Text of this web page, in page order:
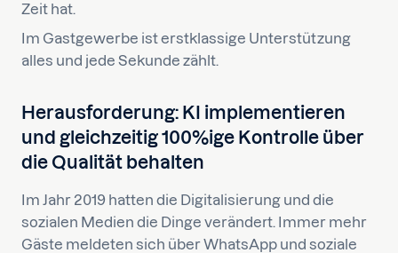
Zeit hat.
Im Gastgewerbe ist erstklassige Unterstützung
alles und jede Sekunde zählt.
Herausforderung: KI implementieren
und gleichzeitig 100%ige Kontrolle über
die Qualität behalten
Im Jahr 2019 hatten die Digitalisierung und die
sozialen Medien die Dinge verändert. Immer mehr
Gäste meldeten sich über WhatsApp und soziale